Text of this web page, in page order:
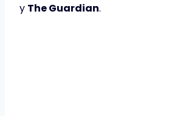
y The Guardian.